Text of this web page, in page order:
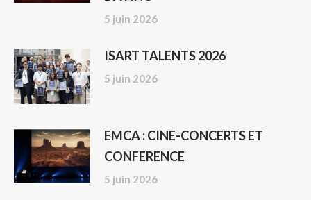
5 juin 2026
ISART TALENTS 2026
5 juin 2026
EMCA : CINE-CONCERTS ET
CONFERENCE
5 juin 2026